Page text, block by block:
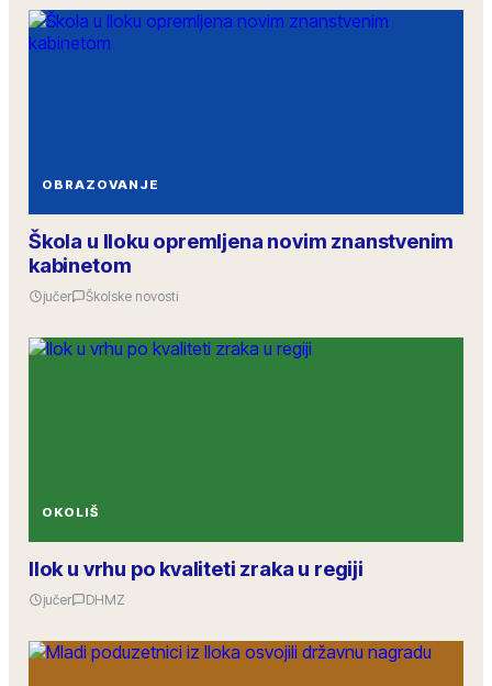
OBRAZOVANJE
Škola u Iloku opremljena novim znanstvenim
kabinetom
jučer Školske novosti
OKOLIŠ
Ilok u vrhu po kvaliteti zraka u regiji
jučer DHMZ